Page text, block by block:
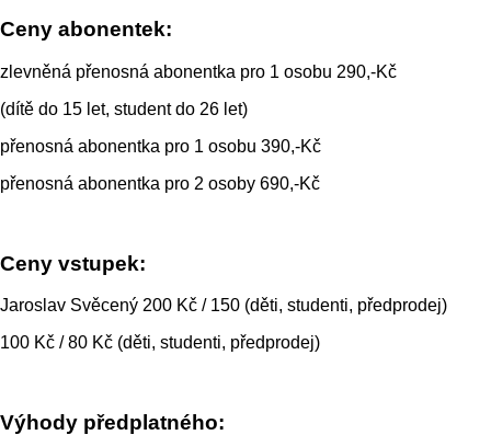
Ceny abonentek:
zlevněná přenosná abonentka pro 1 osobu 290,-Kč
(dítě do 15 let, student do 26 let)
přenosná abonentka pro 1 osobu 390,-Kč
přenosná abonentka pro 2 osoby 690,-Kč
Ceny vstupek:
Jaroslav Svěcený 200 Kč / 150 (děti, studenti, předprodej)
100 Kč / 80 Kč (děti, studenti, předprodej)
Výhody předplatného: